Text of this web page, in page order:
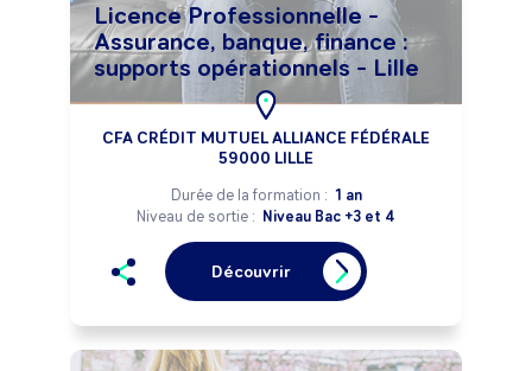
Licence Professionnelle -
Assurance, banque, finance :
supports opérationnels - Lille
CFA CRÉDIT MUTUEL ALLIANCE FÉDÉRALE
59000 LILLE
Durée de la formation : 1 an
Niveau de sortie : Niveau Bac +3 et 4
Découvrir